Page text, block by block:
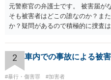
元警察官の弁護士です。 被害届が
そも被害者はどこの誰なのか？ま
か？疑問があるので積極的に捜査
2 車内での事故による被
#暴行・傷害罪 #加害者